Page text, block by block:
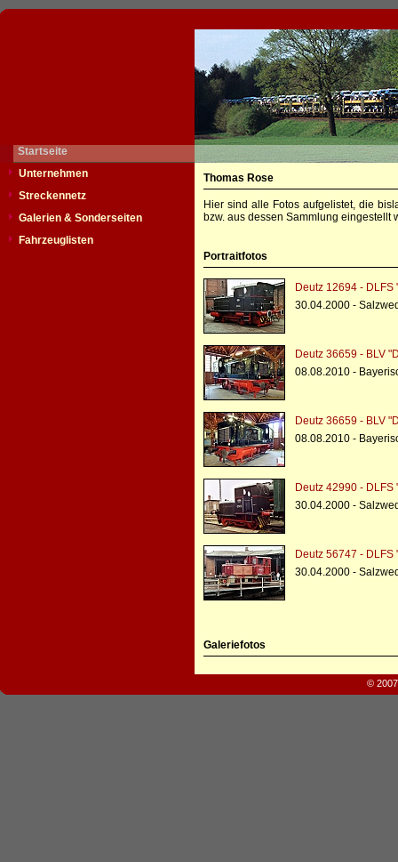
Startseite
Unternehmen
Streckennetz
Galerien & Sonderseiten
Fahrzeuglisten
Thomas Rose
Hier sind alle Fotos aufgelistet, die
bzw. aus dessen Sammlung eingestellt
Portraitfotos
Deutz 12694 - DLFS
30.04.2000 -
Deutz 36659 - BLV
08.08.2010 -
Deutz 36659 - BLV
08.08.2010 -
Deutz 42990 - DLFS
30.04.2000 -
Deutz 56747 - DLFS
30.04.2000 -
Galeriefotos
©